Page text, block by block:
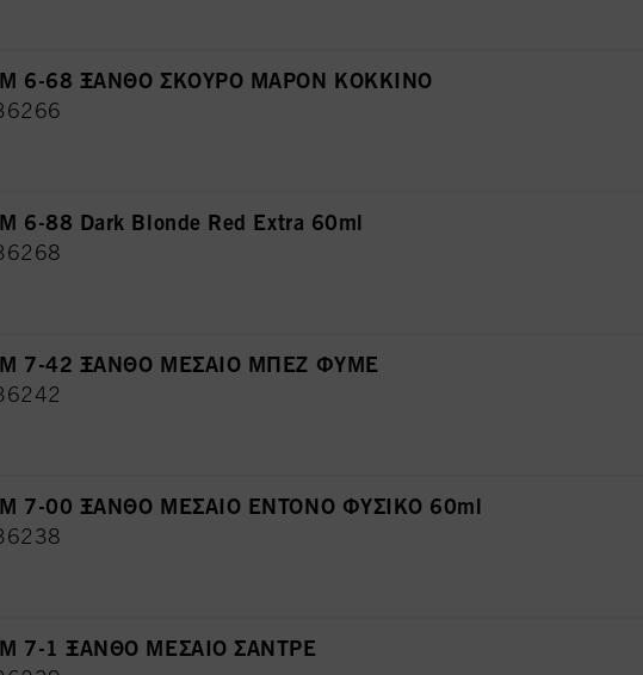
6-68 ΞΑΝΘΟ ΣΚΟΥΡΟ ΜΑΡΟΝ ΚΟΚΚΙΝΟ
6-88 Dark Blonde Red Extra 60ml
7-42 ΞΑΝΘΟ ΜΕΣΑΙΟ ΜΠΕΖ ΦΥΜΕ
7-00 ΞΑΝΘΟ ΜΕΣΑΙΟ ΕΝΤΟΝΟ ΦΥΣΙΚΟ 60ml
7-1 ΞΑΝΘΟ ΜΕΣΑΙΟ ΣΑΝΤΡΕ